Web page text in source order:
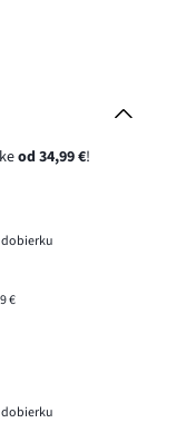
od 34,99 €!
€